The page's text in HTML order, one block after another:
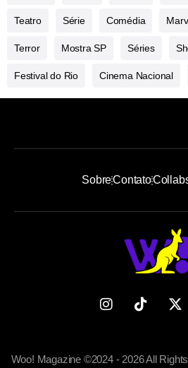
Teatro Série Comédia
Terror Mostra SP Séries
Festival do Rio Cinema Nacional
SobreContato
Woo! Magazine ©2024 - 2026 All